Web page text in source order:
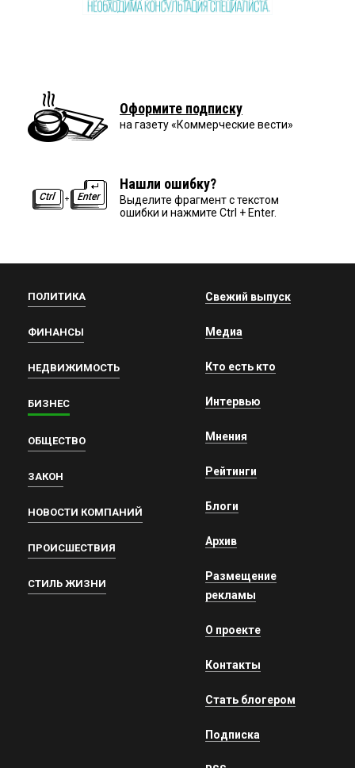
Оформите подписку
на газету «Коммерческие вести»
Нашли ошибку?
Выделите фрагмент с текстом
ошибки и нажмите Ctrl + Enter.
ПОЛИТИКА
ФИНАНСЫ
НЕДВИЖИМОСТЬ
БИЗНЕС
ОБЩЕСТВО
ЗАКОН
НОВОСТИ КОМПАНИЙ
ПРОИСШЕСТВИЯ
СТИЛЬ ЖИЗНИ
Свежий выпуск
Медиа
Кто есть кто
Интервью
Мнения
Рейтинги
Блоги
Архив
Размещение
рекламы
О проекте
Контакты
Стать блогером
Подписка